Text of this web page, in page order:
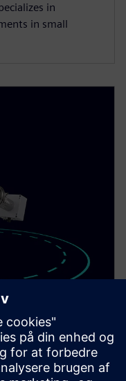
in
in small
with the in-
a wide range of